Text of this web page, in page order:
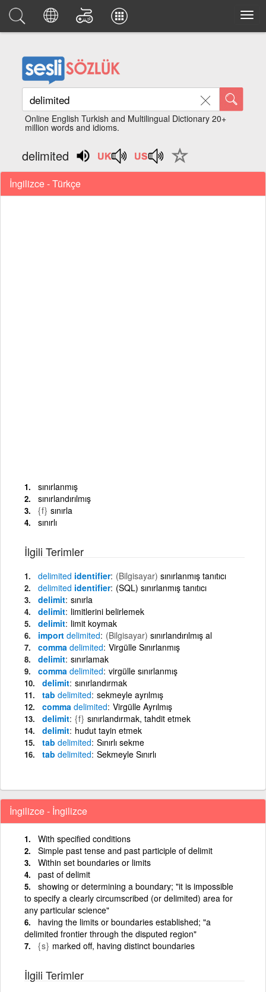
Online English Turkish and Multilingual Dictionary 20+
million words and idioms.
delimited
İngilizce - Türkçe
sınırlanmış
sınırlandırılmış
{f} sınırla
sınırlı
İlgili Terimler
delimited identifier (Bilgisayar) sınırlanmış tanıtıcı
delimited identifier (SQL) sınırlanmış tanıtıcı
delimit sınırla
delimit limitlerini belirlemek
delimit limit koymak
import delimited (Bilgisayar) sınırlandırılmış al
comma delimited Virgülle Sınırlanmış
delimit sınırlamak
comma delimited virgülle sınırlanmış
delimit sınırlandırmak
tab delimited sekmeyle ayrılmış
comma delimited Virgülle Ayrılmış
delimit {f} sınırlandırmak, tahdit etmek
delimit hudut tayin etmek
tab delimited Sınırlı sekme
tab delimited Sekmeyle Sınırlı
İngilizce - İngilizce
With specified conditions
Simple past tense and past participle of delimit
Within set boundaries or limits
past of delimit
showing or determining a boundary; "it is impossible
to specify a clearly circumscribed (or delimited) area for
any particular science"
having the limits or boundaries established; "a
delimited frontier through the disputed region"
{s} marked off, having distinct boundaries
İlgili Terimler